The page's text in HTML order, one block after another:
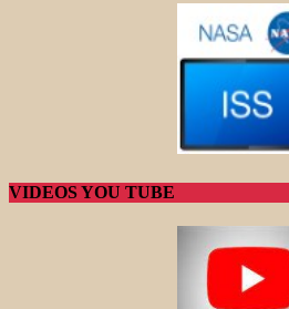
VIDEOS YOU TUBE